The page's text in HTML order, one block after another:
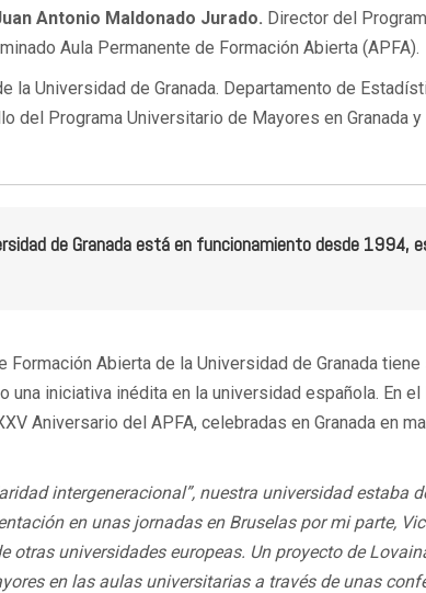
Antonio Maldonado Jurado. Director del
Aula Permanente de Formación Abierta (APFA).
la Universidad de Granada. Departamento de
del Programa Universitario de Mayores en Granada
de Granada está en funcionamiento desde 1994,
Formación Abierta de la Universidad de Granada
una iniciativa inédita en la universidad española. En
Aniversario del APFA, celebradas en Granada en
intergeneracional”, nuestra universidad estaba
en unas jornadas en Bruselas por mi parte,
otras universidades europeas. Un proyecto de
en las aulas universitarias a través de unas